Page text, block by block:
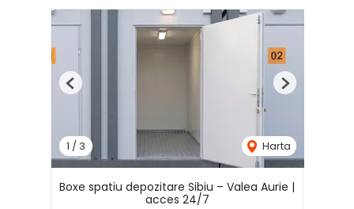
1 / 3 Harta
Previous Next
Boxe spatiu depozitare Sibiu – Valea Aurie |
acces 24/7